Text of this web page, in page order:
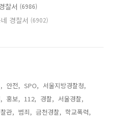
찰서 (6986)
경찰서 (6902)
안전, SPO, 서울지방경찰청,
홍보, 112, 경찰, 서울경찰,
관, 범죄, 금천경찰, 학교폭력,